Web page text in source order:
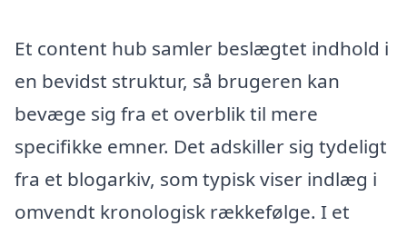
Et content hub samler beslægtet indhold i
en bevidst struktur, så brugeren kan
bevæge sig fra et overblik til mere
specifikke emner. Det adskiller sig tydeligt
fra et blogarkiv, som typisk viser indlæg i
omvendt kronologisk rækkefølge. I et